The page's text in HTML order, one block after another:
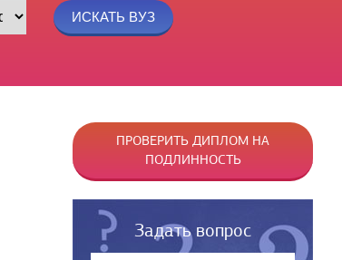
ПРОВЕРИТЬ ДИПЛОМ НА
ПОДЛИННОСТЬ
Задать вопрос